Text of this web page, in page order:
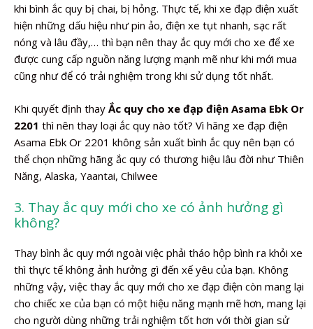
khi bình ắc quy bị chai, bị hỏng. Thực tế, khi xe đạp điện xuất
hiện những dấu hiệu như pin ảo, điện xe tụt nhanh, sạc rất
nóng và lâu đầy,… thì bạn nên thay ắc quy mới cho xe để xe
được cung cấp nguồn năng lượng mạnh mẽ như khi mới mua
cũng như để có trải nghiệm trong khi sử dụng tốt nhất.
Khi quyết định thay Ắc quy cho xe đạp điện Asama Ebk Or
2201 thì nên thay loại ắc quy nào tốt? Vì hãng xe đạp điện
Asama Ebk Or 2201 không sản xuất bình ắc quy nên bạn có
thể chọn những hãng ắc quy có thương hiệu lâu đời như Thiên
Năng, Alaska, Yaantai, Chilwee
3. Thay ắc quy mới cho xe có ảnh hưởng gì
không?
Thay bình ắc quy mới ngoài việc phải tháo hộp bình ra khỏi xe
thì thực tế không ảnh hưởng gì đến xế yêu của bạn. Không
những vậy, việc thay ắc quy mới cho xe đạp điện còn mang lại
cho chiếc xe của bạn có một hiệu năng mạnh mẽ hơn, mang lại
cho người dùng những trải nghiệm tốt hơn với thời gian sử